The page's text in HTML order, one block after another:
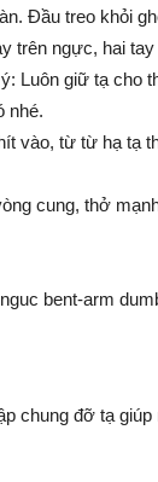
Đầu treo khỏi
trên ngực, hai
Luôn giữ tạ cho
nhé.
vào, từ từ hạ tạ
cung, thở
chung đỡ tạ